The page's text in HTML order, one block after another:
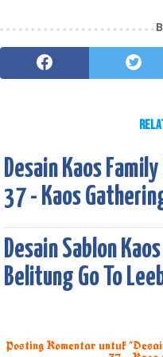
Desain Kaos
37 - Kaos
Desain Sablon
Belitung Go To
Posting Komentar untuk